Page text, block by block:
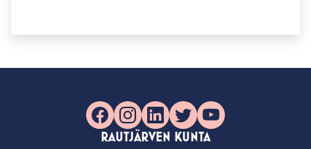
Facebook
Instagram
LinkedIn
X YouTube
RAUTJÄRVEN KUNTA